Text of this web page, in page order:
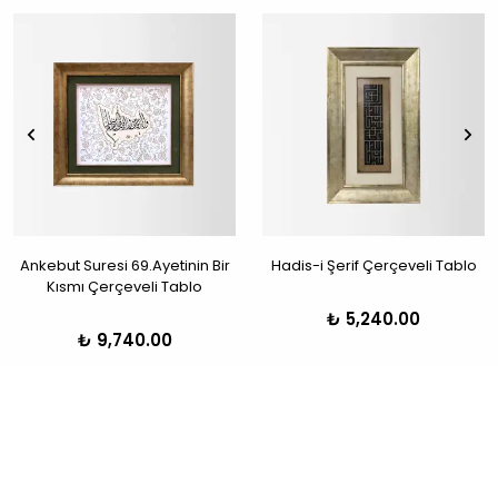
Ankebut Suresi 69.Ayetinin Bir
Kısmı Çerçeveli Tablo
₺ 9,740.00
Hadis-i Şerif Çerçeveli Tablo
₺ 5,240.00